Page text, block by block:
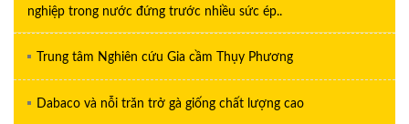
nghiệp trong nước đứng trước nhiều sức ép..
Trung tâm Nghiên cứu Gia cầm Thụy Phương
Dabaco và nỗi trăn trở gà giống chất lượng cao